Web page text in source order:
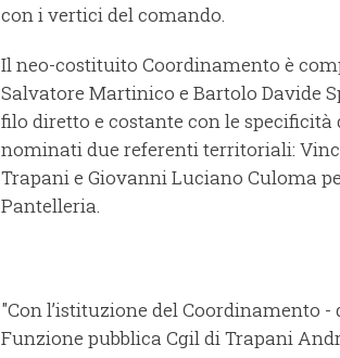
con i vertici del comando.
Il neo-costituito Coordinamento è
Salvatore Martinico e Bartolo Davide
filo diretto e costante con le
nominati due referenti territoriali:
Trapani e Giovanni Luciano Culoma
Pantelleria.
"Con l’istituzione del Coordinamento
Funzione pubblica Cgil di Trapani